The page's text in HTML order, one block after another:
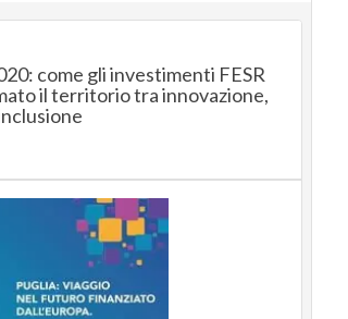
come gli investimenti FESR
il territorio tra innovazione,